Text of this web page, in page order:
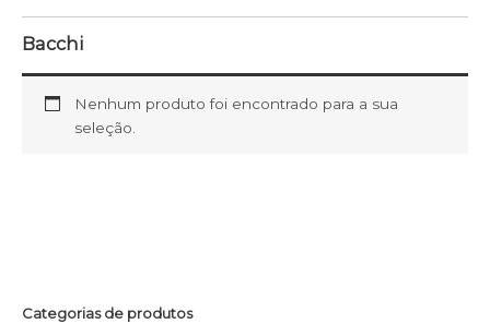
Categorias de produtos
Bacchi
Nenhum produto foi encontrado para a sua
seleção.